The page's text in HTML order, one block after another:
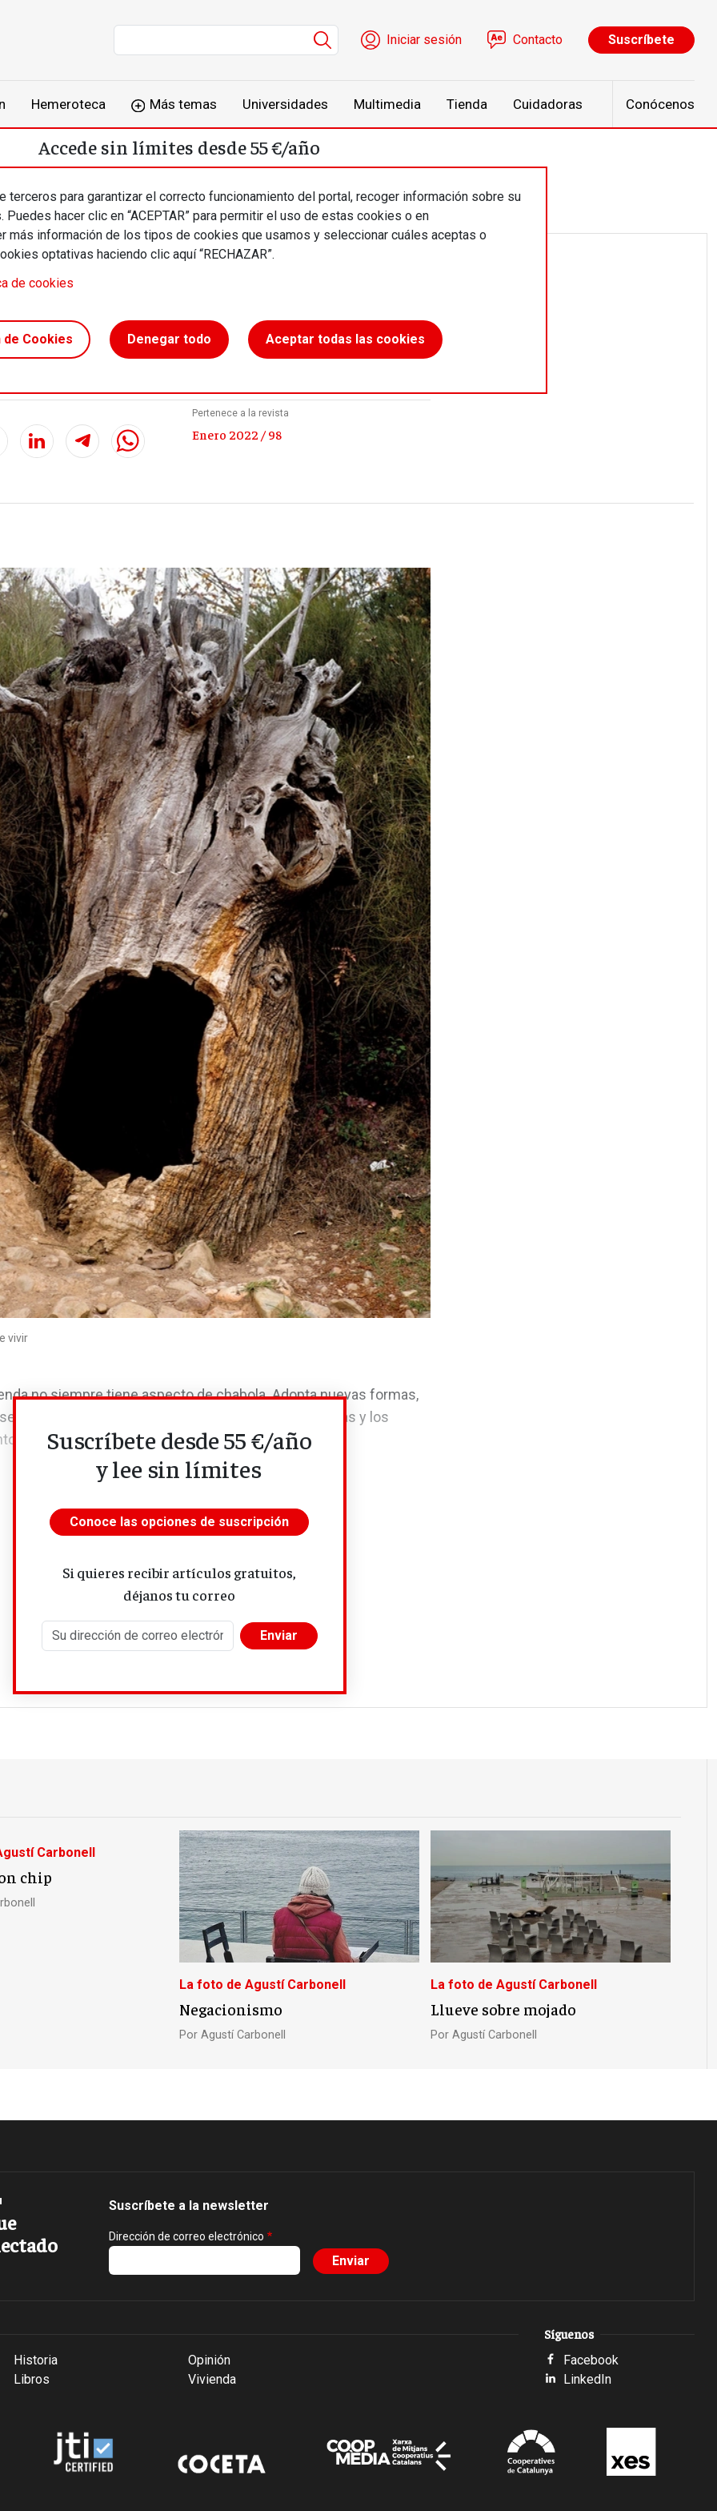
Menú de cuenta de usuario
Iniciar sesión Contacto Suscríbete
Hemeroteca Más temas Universidades Multimedia Tienda Cuidadoras Conócenos
terceros para garantizar el correcto funcionamiento del portal, recoger información sobre su
hacer clic en “ACEPTAR” para permitir el uso de estas cookies o en
más información de los tipos de cookies que usamos y seleccionar cuáles aceptas o
optativas haciendo clic aquí “RECHAZAR”.
de cookies
Cookies Denegar todo Aceptar todas las cookies
Accede sin límites desde 55 €/año
donde vivir
Pertenece a la revista
Enero 2022 / 98
vivir
no siempre tiene aspecto de chabola. Adopta nuevas formas,
las ocupaciones de sucursales bancarias y los
en habitaciones. Y no han desaparecido.
Suscríbete desde 55 €/año
y lee sin límites
Conoce las opciones de suscripción
Si quieres recibir artículos gratuitos,
déjanos tu correo
Carbonell
chip
La foto de Agustí Carbonell
Negacionismo
Por Agustí Carbonell
La foto de Agustí Carbonell
Llueve sobre mojado
Por Agustí Carbonell
Suscríbete a la newsletter
Dirección de correo electrónico
Historia
Libros
Opinión
Vivienda
Síguenos
Facebook
LinkedIn